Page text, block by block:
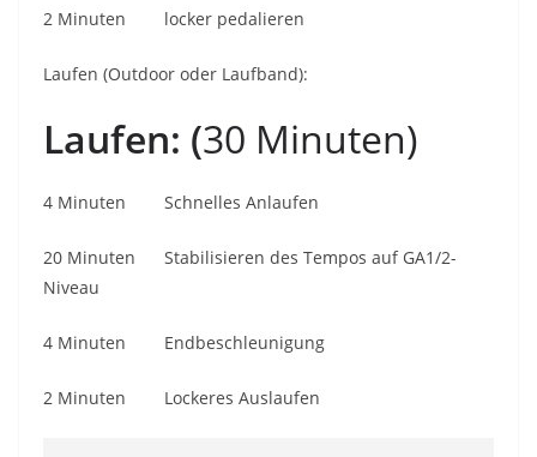
2 Minuten locker pedalieren
Laufen (Outdoor oder Laufband):
Laufen: (30 Minuten)
4 Minuten Schnelles Anlaufen
20 Minuten Stabilisieren des Tempos auf GA1/2-
Niveau
4 Minuten Endbeschleunigung
2 Minuten Lockeres Auslaufen